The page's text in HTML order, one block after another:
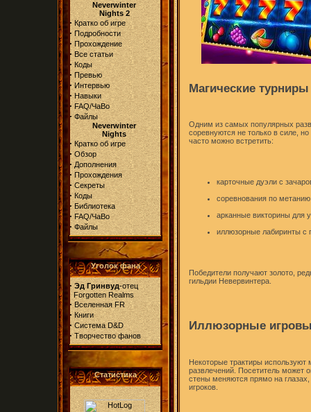
Neverwinter
Nights 2
· Кратко об игре
· Подробности
· Прохождение
· Все статьи
· Коды
· Превью
· Интервью
· Навыки
· FAQ/ЧаВо
· Файлы
Neverwinter
Nights
· Кратко об игре
· Обзор
· Дополнения
· Прохождения
· Секреты
· Коды
· Библиотека
· FAQ/ЧаВо
· Файлы
Уголок фана
· Эд Гринвуд-отец
Forgotten Realms
· Вселенная FR
· Книги
· Система D&D
· Творчество фанов
Статистика
Магические
Одним из самых популярных
соревнуются не только в силе,
часто можно встретить:
карточные дуэли с
соревнования по
арканные викторины для
иллюзорные лабиринты с
Победители получают золото,
гильдии Невервинтера.
Иллюзорные
Некоторые трактиры
развлечений. Посетитель может
стены меняются прямо на
игроков.